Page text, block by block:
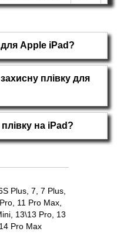
грн
для Apple iPad?
плівку для
на iPad?
Plus 7 7 Plus
11 Pro Max
13\13 Pro 13
14 Pro Max